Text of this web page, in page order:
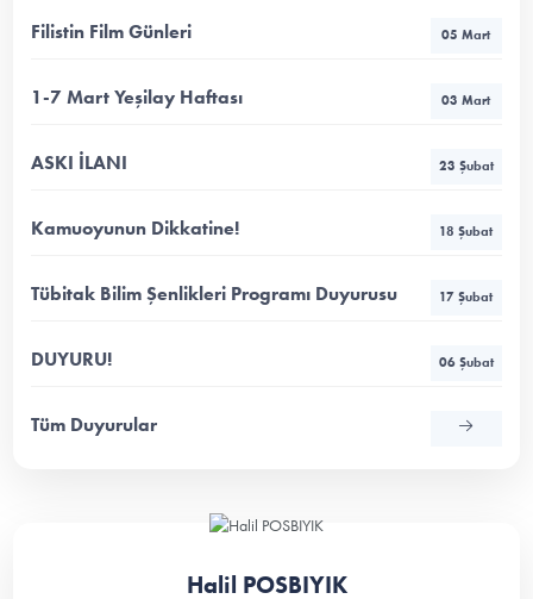
Filistin Film Günleri 05 Mart
1-7 Mart Yeşilay Haftası 03 Mart
ASKI İLANI 23 Şubat
Kamuoyunun Dikkatine! 18 Şubat
Tübitak Bilim Şenlikleri Programı Duyurusu 17 Şubat
DUYURU! 06 Şubat
Tüm Duyurular
Halil POSBIYIK